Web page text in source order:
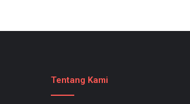
Tentang Kami